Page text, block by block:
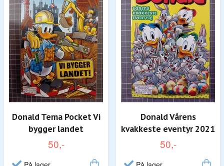
Donald Tema Pocket Vi
bygger landet
50,-
Donald Vårens
kvakkeste eventyr 2021
50,-